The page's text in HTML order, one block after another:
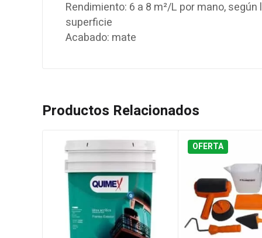
Rendimiento: 6 a 8 m²/L por mano,
superficie
Acabado: mate
Productos Relacionados
OFERTA